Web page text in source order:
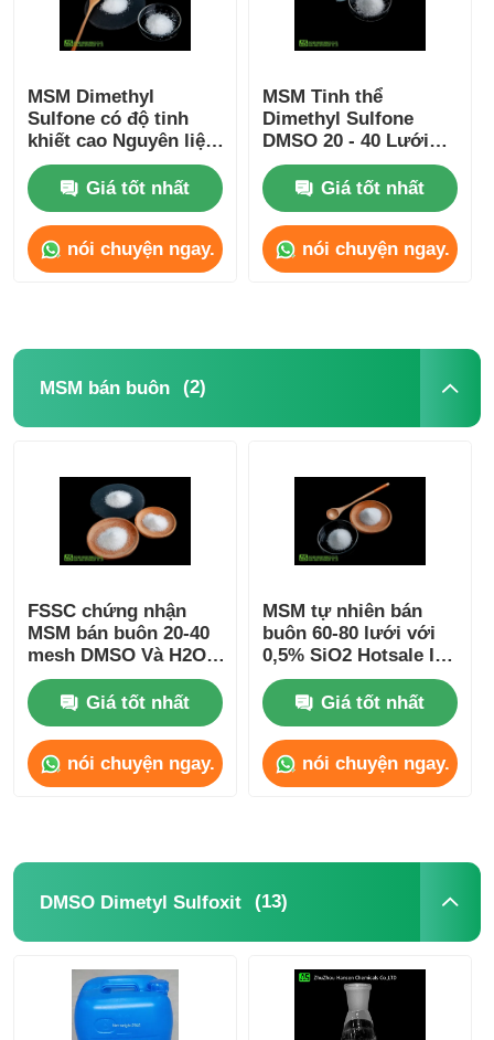
MSM Dimethyl
Sulfone có độ tinh
khiết cao Nguyên liệu
thô không độc hại
cho ngành công
nghiệp mỹ phẩm
Giá tốt nhất
nói chuyện ngay.
MSM Tinh thể
Dimethyl Sulfone
DMSO 20 - 40 Lưới
Không mùi Lưu
huỳnh Cấp thực phẩm
Giá tốt nhất
nói chuyện ngay.
MSM bán buôn (2)
FSSC chứng nhận
MSM bán buôn 20-40
mesh DMSO Và H2O2
oxy hóa và tổng hợp
MSM
Giá tốt nhất
nói chuyện ngay.
MSM tự nhiên bán
buôn 60-80 lưới với
0,5% SiO2 Hotsale In
Europe Suitalle For
SportsmanGiá tốt nhất
nói chuyện ngay.
DMSO Dimetyl Sulfoxit (13)